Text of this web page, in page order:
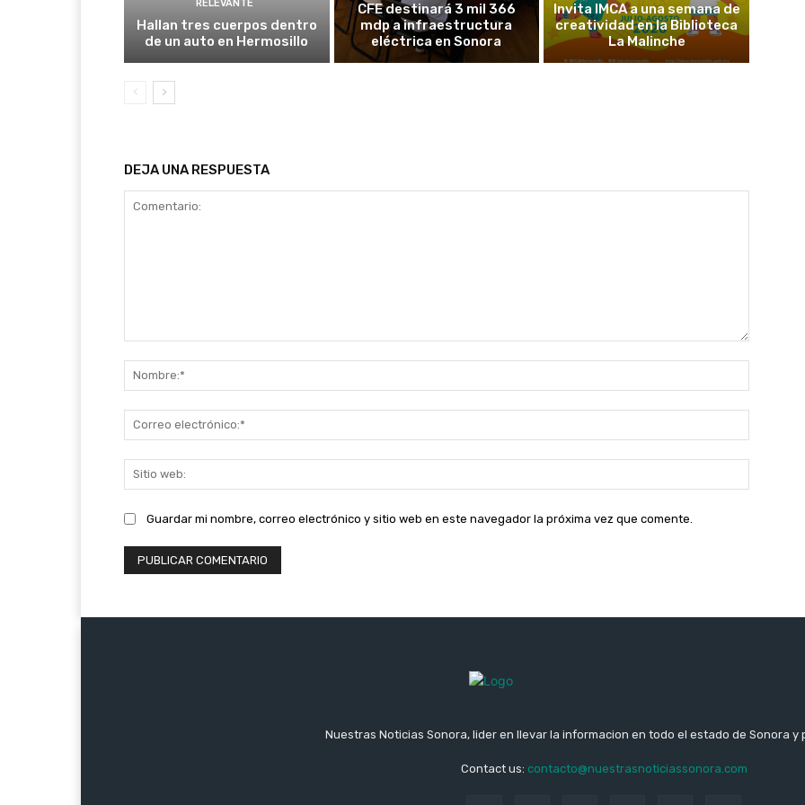
RELEVANTE
Hallan tres cuerpos dentro
de un auto en Hermosillo
CFE destinará 3 mil 366
mdp a infraestructura
eléctrica en Sonora
Invita IMCA a una semana de
creatividad en la Biblioteca
La Malinche
DEJA UNA RESPUESTA
web:
Guardar mi nombre, correo electrónico y sitio web en este navegador la próxima vez que comente.
Nuestras Noticias Sonora, lider en llevar la informacion en todo el estado de Sonora y
Contact us: contacto@nuestrasnoticiassonora.com